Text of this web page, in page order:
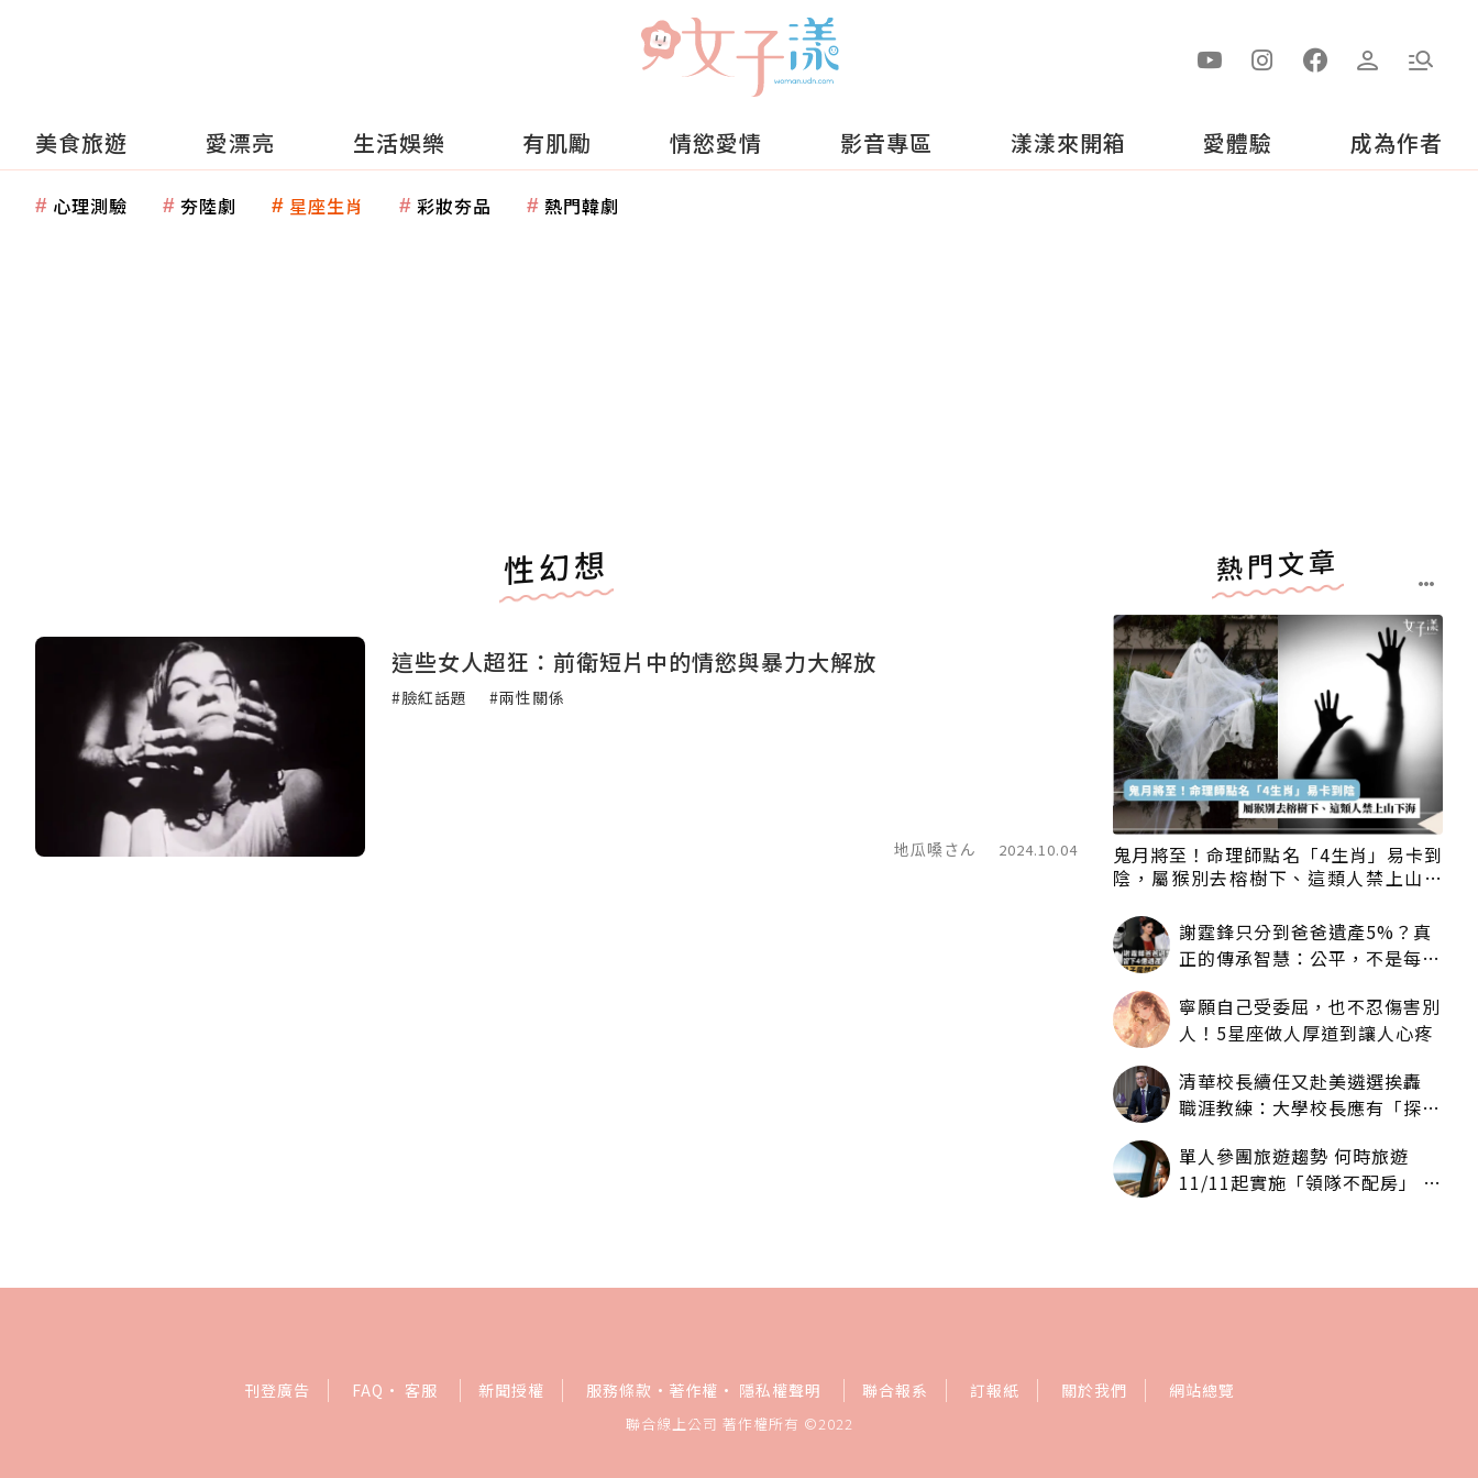
美食旅遊 愛漂亮 生活娛樂 有肌勵 情慾愛情 影音專區 漾漾來開箱 愛體驗 成為作者
心理測驗 夯陸劇 星座生肖 彩妝夯品 熱門韓劇
性幻想
這些女人超狂：前衛短片中的情慾與暴力大解放
#臉紅話題 #兩性關係
地瓜嗓さん 2024.10.04
熱門文章
鬼月將至！命理師點名「4生肖」易卡到
陰，屬猴別去榕樹下、這類人禁上山下
謝霆鋒只分到爸爸遺產5%？真
正的傳承智慧：公平，不是每個
寧願自己受委屈，也不忍傷害別
人！5星座做人厚道到讓人心疼
清華校長續任又赴美遴選挨轟
職涯教練：大學校長應有「探
單人參團旅遊趨勢 何時旅遊
11/11起實施「領隊不配房」 落
刊登廣告 FAQ · 客服 新聞授權 服務條款 · 著作權 · 隱私權聲明 聯合報系 訂報紙 關於我們 網站總覽
聯合線上公司 著作權所有 ©2022